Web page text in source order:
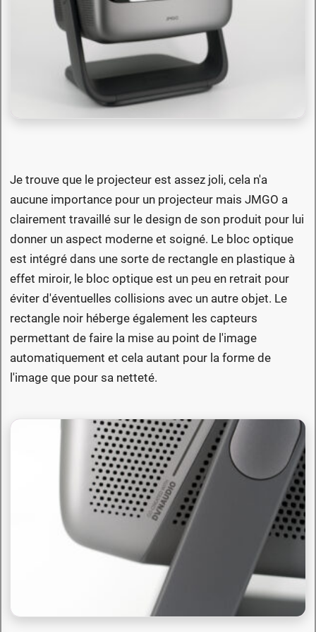
Je trouve que le projecteur est assez joli, cela n'a
aucune importance pour un projecteur mais JMGO a
clairement travaillé sur le design de son produit pour lui
donner un aspect moderne et soigné. Le bloc optique
est intégré dans une sorte de rectangle en plastique à
effet miroir, le bloc optique est un peu en retrait pour
éviter d'éventuelles collisions avec un autre objet. Le
rectangle noir héberge également les capteurs
permettant de faire la mise au point de l'image
automatiquement et cela autant pour la forme de
l'image que pour sa netteté.